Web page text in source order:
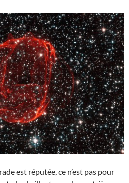
est réputée, ce n’est pas pour